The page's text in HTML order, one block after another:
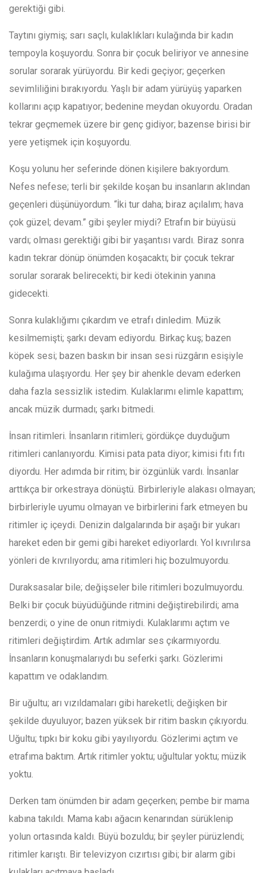
gerektiği gibi.
Taytını giymiş; sarı saçlı, kulaklıkları kulağında bir kadın
tempoyla koşuyordu. Sonra bir çocuk beliriyor ve annesine
sorular sorarak yürüyordu. Bir kedi geçiyor; geçerken
sevimliliğini bırakıyordu. Yaşlı bir adam yürüyüş yaparken
kollarını açıp kapatıyor; bedenine meydan okuyordu. Oradan
tekrar geçmemek üzere bir genç gidiyor; bazense birisi bir
yere yetişmek için koşuyordu.
Koşu yolunu her seferinde dönen kişilere bakıyordum.
Nefes nefese; terli bir şekilde koşan bu insanların aklından
geçenleri düşünüyordum. “İki tur daha; biraz açılalım; hava
çok güzel; devam.” gibi şeyler miydi? Etrafın bir büyüsü
vardı; olması gerektiği gibi bir yaşantısı vardı. Biraz sonra
kadın tekrar dönüp önümden koşacaktı; bir çocuk tekrar
sorular sorarak belirecekti; bir kedi ötekinin yanına
gidecekti.
Sonra kulaklığımı çıkardım ve etrafı dinledim. Müzik
kesilmemişti; şarkı devam ediyordu. Birkaç kuş; bazen
köpek sesi; bazen baskın bir insan sesi rüzgârın esişiyle
kulağıma ulaşıyordu. Her şey bir ahenkle devam ederken
daha fazla sessizlik istedim. Kulaklarımı elimle kapattım;
ancak müzik durmadı; şarkı bitmedi.
İnsan ritimleri. İnsanların ritimleri; gördükçe duyduğum
ritimleri canlanıyordu. Kimisi pata pata diyor; kimisi fıtı fıtı
diyordu. Her adımda bir ritim; bir özgünlük vardı. İnsanlar
arttıkça bir orkestraya dönüştü. Birbirleriyle alakası olmayan;
birbirleriyle uyumu olmayan ve birbirlerini fark etmeyen bu
ritimler iç içeydi. Denizin dalgalarında bir aşağı bir yukarı
hareket eden bir gemi gibi hareket ediyorlardı. Yol kıvrılırsa
yönleri de kıvrılıyordu; ama ritimleri hiç bozulmuyordu.
Duraksasalar bile; değişseler bile ritimleri bozulmuyordu.
Belki bir çocuk büyüdüğünde ritmini değiştirebilirdi; ama
benzerdi; o yine de onun ritmiydi. Kulaklarımı açtım ve
ritimleri değiştirdim. Artık adımlar ses çıkarmıyordu.
İnsanların konuşmalarıydı bu seferki şarkı. Gözlerimi
kapattım ve odaklandım.
Bir uğultu; arı vızıldamaları gibi hareketli; değişken bir
şekilde duyuluyor; bazen yüksek bir ritim baskın çıkıyordu.
Uğultu; tıpkı bir koku gibi yayılıyordu. Gözlerimi açtım ve
etrafıma baktım. Artık ritimler yoktu; uğultular yoktu; müzik
yoktu.
Derken tam önümden bir adam geçerken; pembe bir mama
kabına takıldı. Mama kabı ağacın kenarından sürüklenip
yolun ortasında kaldı. Büyü bozuldu; bir şeyler pürüzlendi;
ritimler karıştı. Bir televizyon cızırtısı gibi; bir alarm gibi